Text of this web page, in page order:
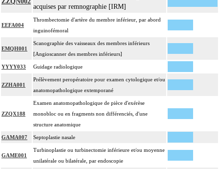
- décision d'assistance circulatoire.
4
intrathoracique associée, la pose de drain pleural et/ou péricardique.
Les actes sur le thorax, par thoracotomie incluent l'évacuation de collection
Facturation : les suppléments de numérisation ou la radioscopie de longue
durée sous ampli de brillance (chapitre 19) ne peuvent pas être facturés avec les
actes diagnostiques ou thérapeutiques de radiologie vasculaire
acquises par remnographie [IRM]
EEFA004
Thrombectomie d'artère du membre inférieur, par abord
inguinofémoral
EMQH001
Scanographie des vaisseaux des membres inférieurs
[Angioscanner des membres inférieurs]
YYYY033 Guidage radiologique
ZZHA001
Prélèvement peropératoire pour examen cytologique et/ou
anatomopathologique extemporané
ZZQX188
Examen anatomopathologique de pièce d'exérèse
monobloc ou en fragments non différenciés, d'une
structure anatomique
GAMA007 Septoplastie nasale
GAME001
Turbinoplastie ou turbinectomie inférieure et/ou moyenne
unilatérale ou bilatérale, par endoscopie